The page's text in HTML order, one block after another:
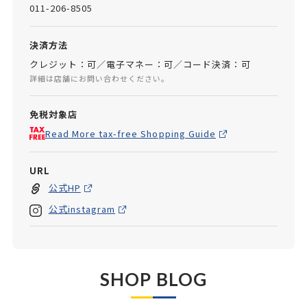
011-206-8505
決済方法
クレジット：可／電子マネー：可／コード決済：可
詳細は店舗にお問い合わせください。
免税対象店
Read More tax-free Shopping Guide
URL
公式HP
公式instagram
SHOP BLOG